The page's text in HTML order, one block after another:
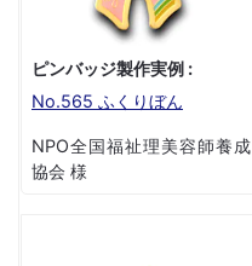
ピンバッジ製作実例 :
No.565 ふくりぼん
NPO全国福祉理美容師養成
協会 様